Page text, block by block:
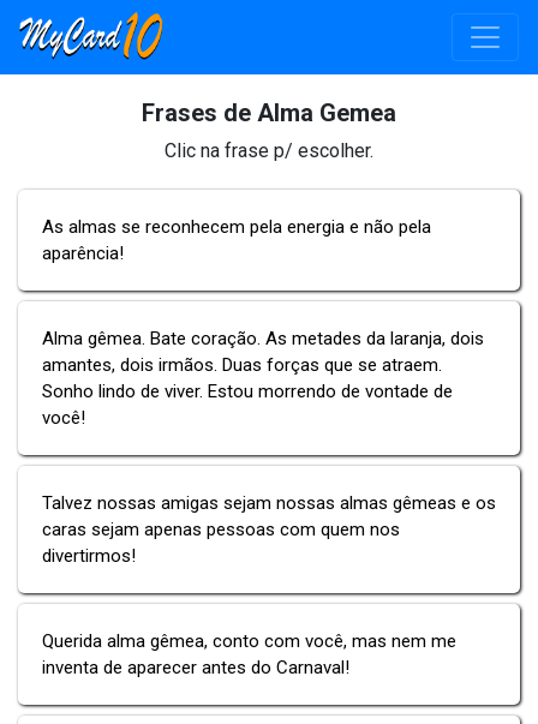
Frases de Alma Gemea
Clic na frase p/ escolher.
As almas se reconhecem pela energia e não pela
aparência!
Alma gêmea. Bate coração. As metades da laranja, dois
amantes, dois irmãos. Duas forças que se atraem.
Sonho lindo de viver. Estou morrendo de vontade de
você!
Talvez nossas amigas sejam nossas almas gêmeas e os
caras sejam apenas pessoas com quem nos
divertirmos!
Querida alma gêmea, conto com você, mas nem me
inventa de aparecer antes do Carnaval!